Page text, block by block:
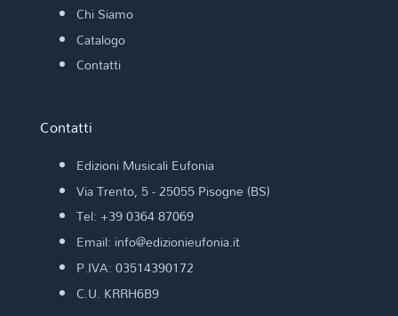
Chi Siamo
Catalogo
Contatti
Contatti
Edizioni Musicali Eufonia
Via Trento, 5 - 25055 Pisogne (BS)
Tel: +39 0364 87069
Email: info@edizionieufonia.it
P.IVA: 03514390172
C.U. KRRH6B9